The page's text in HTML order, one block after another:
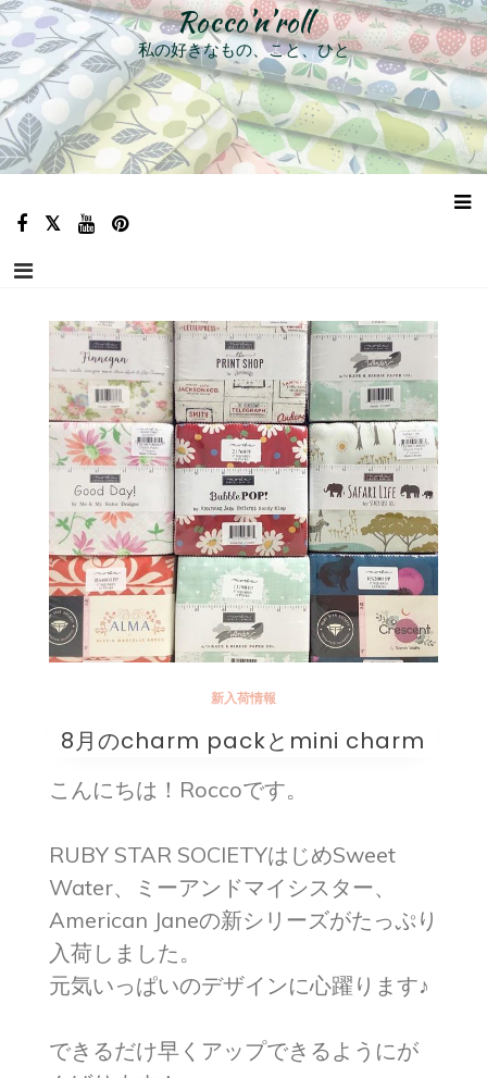
コ
テ
ツ
へ
ス
キ
Rocco’n’roll
私の好きなもの、こと、ひと
新入荷情報
8月のcharm packとmini charm
こんにちは！Roccoです。
RUBY STAR SOCIETYはじめSweet
Water、ミーアンドマイシスター、
American Janeの新シリーズがたっぷり
入荷しました。
元気いっぱいのデザインに心躍ります♪
できるだけ早くアップできるようにが